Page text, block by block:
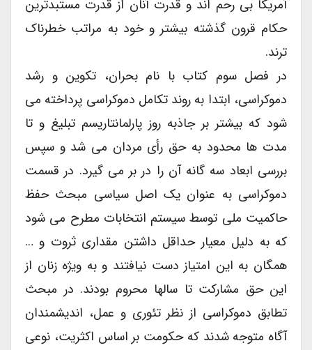
آمریکا بی رحم اند و قدرت آنان از قدرت مستبدترین
حکام قرون گذشته بیشتر و خود به مراتب خطرناک
ترند.
در فصل سوم کتاب با نام بحران، تکوین و رشد
دموکراسی، ابتدا به روند تکامل دموکراسی پرداخته می
شود که بیشتر بر جاذبه روز پارلمانتاریسم تبلیغ و تا
مدت ها محدود به حق رأی مردان می شد و سپس
بررسی ابعاد سه گانه آن را در بر می گیرد. در قسمت
دموکراسی به عنوان یک اصل سیاسی مبحث حفظ
حاکمیت ملی توسط سیستم انتخابات مطرح می شود
که به دلیل معیار حداقل داشتن مقداری ثروت و …
همگان به این امتیاز دست نیافتند و به ویژه زنان از
این حق مشارکت تا سالها محروم بودند. در مبحث
تطابق دموکراسی از نظر تئوری و عمل، اندیشمندان
آگاه متوجه شدند که حکومت بر اساس اکثریت، نوعی